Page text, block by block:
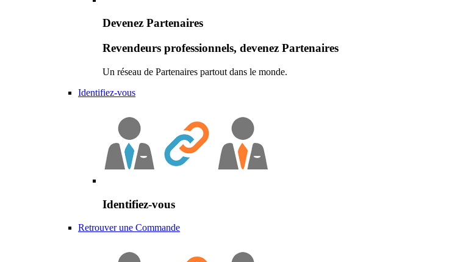
Devenez Partenaires
Revendeurs professionnels, devenez Partenaires
Un réseau de Partenaires partout dans le monde.
Identifiez-vous
Identifiez-vous
Retrouver une Commande